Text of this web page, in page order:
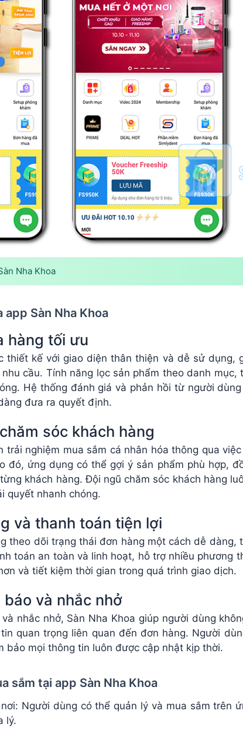
Nha Khoa
Sàn Nha Khoa
hàng tối ưu
thiết kế với giao diện thân thiện và dễ sử dụng,
cầu. Tính năng lọc sản phẩm theo danh
Hệ thống đánh giá và phản hồi từ người
đưa ra quyết định.
sóc khách hàng
trải nghiệm mua sắm cá nhân hóa thông qua
đó, ứng dụng có thể gợi ý sản phẩm phù hợp,
khách hàng. Đội ngũ chăm sóc khách hàng
quyết nhanh chóng.
và thanh toán tiện lợi
theo dõi trạng thái đơn hàng một cách dễ dàng,
toán an toàn và linh hoạt, hỗ trợ nhiều phương
và tiết kiệm thời gian trong quá trình giao dịch.
và nhắc nhở
nhắc nhở, Sàn Nha Khoa giúp người dùng
quan trọng liên quan đến đơn hàng. Người
bảo mọi thông tin luôn được cập nhật kịp thời.
sắm tại app Sàn Nha Khoa
Người dùng có thể quản lý và mua sắm trên
lý.